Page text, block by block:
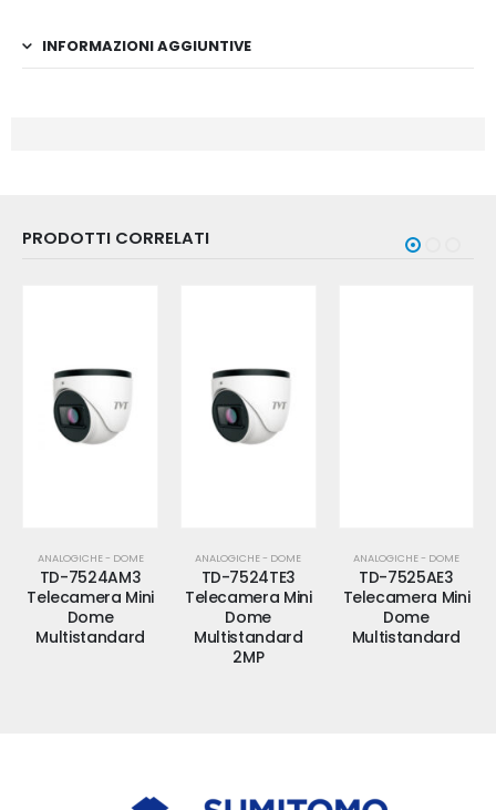
INFORMAZIONI AGGIUNTIVE
PRODOTTI CORRELATI
ANALOGICHE - DOME
TD-7524AM3
Telecamera Mini
Dome
Multistandard
ANALOGICHE - DOME
TD-7524TE3
Telecamera Mini
Dome
Multistandard
2MP
ANALOGICHE - DOME
TD-7525AE3
Telecamera Mini
Dome
Multistandard